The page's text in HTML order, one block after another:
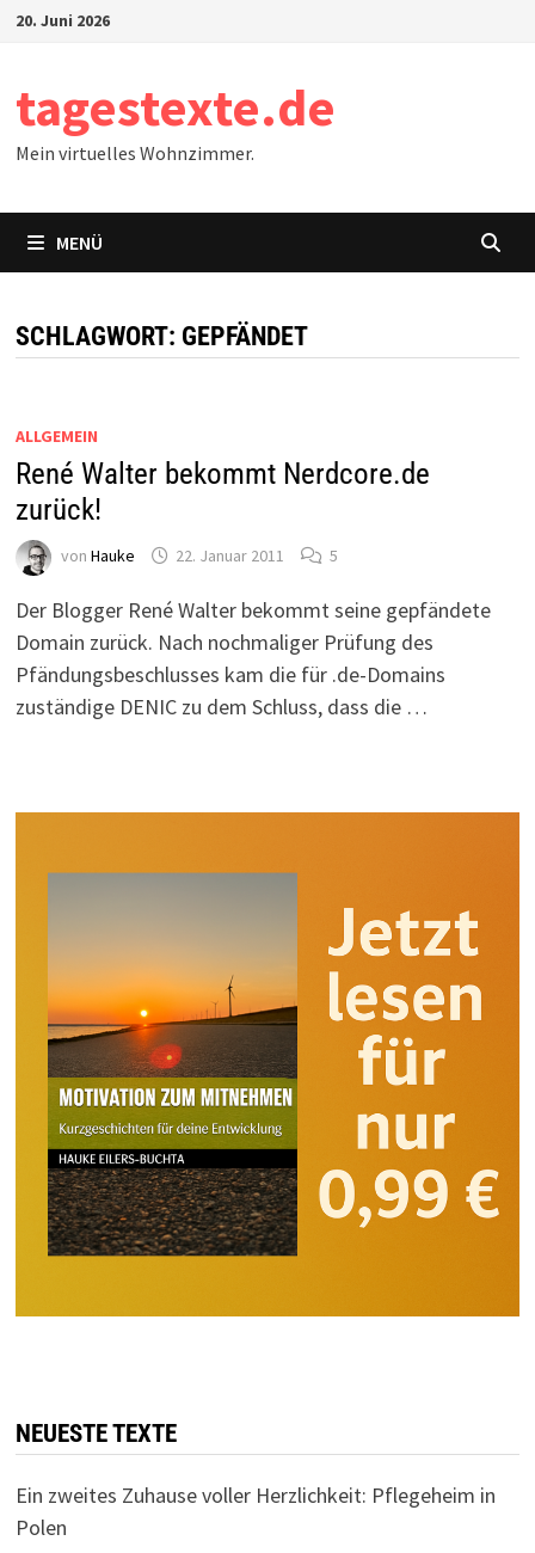
Zum20. Juni 2026
tagestexte.de
Mein virtuelles Wohnzimmer.
MENÜ
SCHLAGWORT: GEPFÄNDET
ALLGEMEIN
René Walter bekommt Nerdcore.de
zurück!
von Hauke 22. Januar 2011 5
Der Blogger René Walter bekommt seine gepfändete
Domain zurück. Nach nochmaliger Prüfung des
Pfändungsbeschlusses kam die für .de-Domains
zuständige DENIC zu dem Schluss, dass die …
NEUESTE TEXTE
Ein zweites Zuhause voller Herzlichkeit: Pflegeheim in
Polen